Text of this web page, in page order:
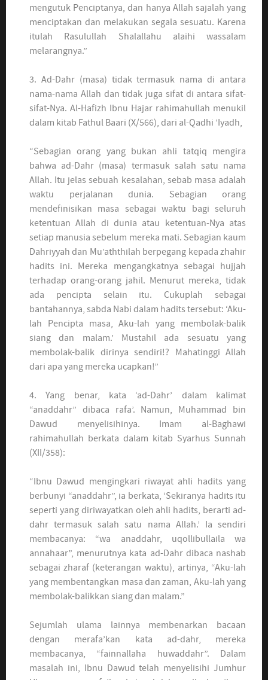
mengutuk Penciptanya, dan hanya Allah sajalah yang
menciptakan dan melakukan segala sesuatu. Karena
itulah Rasulullah Shalallahu alaihi wassalam
melarangnya.”
3. Ad-Dahr (masa) tidak termasuk nama di antara
nama-nama Allah dan tidak juga sifat di antara sifat-
sifat-Nya. Al-Hafizh Ibnu Hajar rahimahullah menukil
dalam kitab Fathul Baari (X/566), dari al-Qadhi ‘Iyadh,
“Sebagian orang yang bukan ahli tatqiq mengira
bahwa ad-Dahr (masa) termasuk salah satu nama
Allah. Itu jelas sebuah kesalahan, sebab masa adalah
waktu perjalanan dunia. Sebagian orang
mendefinisikan masa sebagai waktu bagi seluruh
ketentuan Allah di dunia atau ketentuan-Nya atas
setiap manusia sebelum mereka mati. Sebagian kaum
Dahriyyah dan Mu’aththilah berpegang kepada zhahir
hadits ini. Mereka mengangkatnya sebagai hujjah
terhadap orang-orang jahil. Menurut mereka, tidak
ada pencipta selain itu. Cukuplah sebagai
bantahannya, sabda Nabi dalam hadits tersebut: ‘Aku-
lah Pencipta masa, Aku-lah yang membolak-balik
siang dan malam.’ Mustahil ada sesuatu yang
membolak-balik dirinya sendiri!? Mahatinggi Allah
dari apa yang mereka ucapkan!”
4. Yang benar, kata ‘ad-Dahr’ dalam kalimat
“anaddahr” dibaca rafa’. Namun, Muhammad bin
Dawud menyelisihinya. Imam al-Baghawi
rahimahullah berkata dalam kitab Syarhus Sunnah
(XII/358):
“Ibnu Dawud mengingkari riwayat ahli hadits yang
berbunyi “anaddahr”, ia berkata, ‘Sekiranya hadits itu
seperti yang diriwayatkan oleh ahli hadits, berarti ad-
dahr termasuk salah satu nama Allah.’ Ia sendiri
membacanya: “wa anaddahr, uqollibullaila wa
annahaar”, menurutnya kata ad-Dahr dibaca nashab
sebagai zharaf (keterangan waktu), artinya, “Aku-lah
yang membentangkan masa dan zaman, Aku-lah yang
membolak-balikkan siang dan malam.”
Sejumlah ulama lainnya membenarkan bacaan
dengan merafa’kan kata ad-dahr, mereka
membacanya, “fainnallaha huwaddahr”. Dalam
masalah ini, Ibnu Dawud telah menyelisihi Jumhur